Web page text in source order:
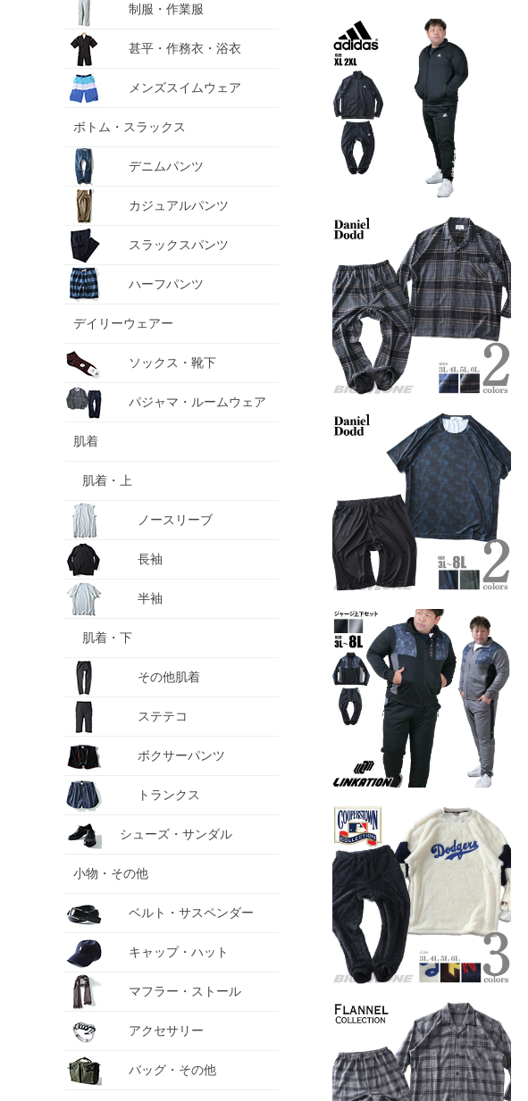
制服・作業服
甚平・作務衣・浴衣
メンズスイムウェア
ボトム・スラックス
デニムパンツ
カジュアルパンツ
スラックスパンツ
ハーフパンツ
デイリーウェアー
ソックス・靴下
パジャマ・ルームウェア
肌着
肌着・上
ノースリーブ
長袖
半袖
肌着・下
その他肌着
ステテコ
ボクサーパンツ
トランクス
シューズ・サンダル
小物・その他
ベルト・サスペンダー
キャップ・ハット
マフラー・ストール
アクセサリー
バッグ・その他